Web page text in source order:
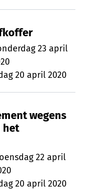
23 april
20 april 2020
wegens
het
22 april
20 april 2020